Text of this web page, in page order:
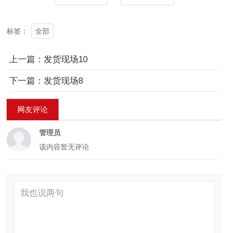
标签： 全部
上一篇：发货现场10
下一篇：发货现场8
网友评论
管理员
该内容暂无评论